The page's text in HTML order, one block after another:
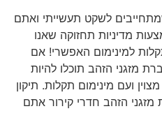
לשקט תעשייתי ואתם
מדיניות תחזוקה שאנו
למינימום האפשרי! אם
מזגני הזהב תוכלו להיות
ועם מינימום תקלות. תיקון
הזהב חדרי קירור אתם